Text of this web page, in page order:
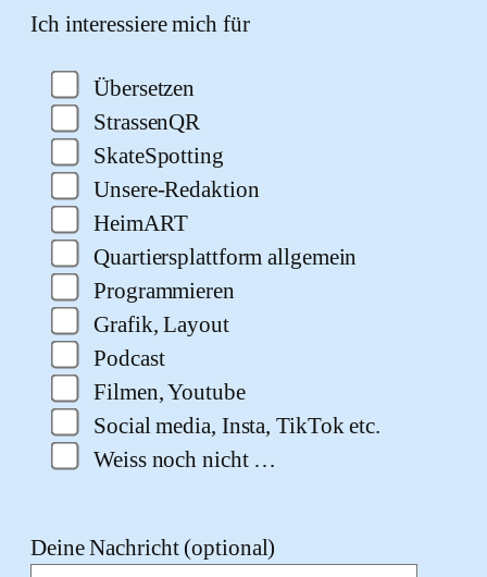
Ich interessiere mich für
Übersetzen
StrassenQR
SkateSpotting
Unsere-Redaktion
HeimART
Quartiersplattform allgemein
Programmieren
Grafik, Layout
Podcast
Filmen, Youtube
Social media, Insta, TikTok etc.
Weiss noch nicht …
Deine Nachricht (optional)